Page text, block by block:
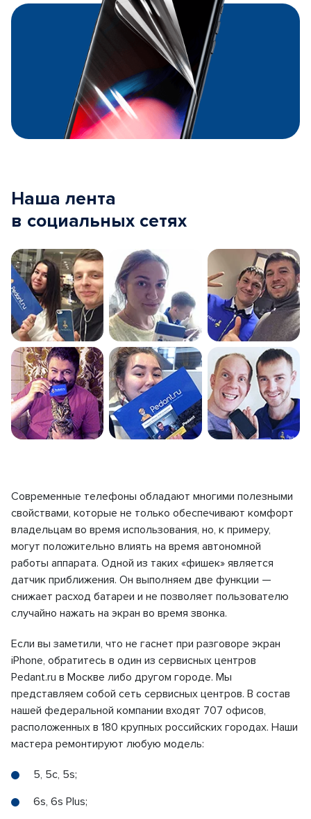
Наша лента
в социальных сетях
Современные телефоны обладают многими полезными
свойствами, которые не только обеспечивают комфорт
владельцам во время использования, но, к примеру,
могут положительно влиять на время автономной
работы аппарата. Одной из таких «фишек» является
датчик приближения. Он выполняем две функции —
снижает расход батареи и не позволяет пользователю
случайно нажать на экран во время звонка.
Если вы заметили, что не гаснет при разговоре экран
iPhone, обратитесь в один из сервисных центров
Pedant.ru в Москве либо другом городе. Мы
представляем собой сеть сервисных центров. В состав
нашей федеральной компании входят 707 офисов,
расположенных в 180 крупных российских городах. Наши
мастера ремонтируют любую модель:
5, 5c, 5s;
6s, 6s Plus;